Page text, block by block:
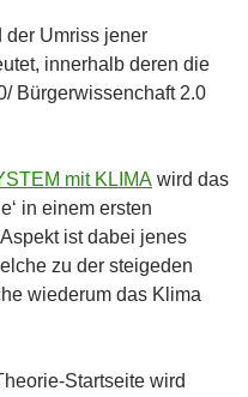
der Umriss jener
innerhalb deren die
Bürgerwissenchaft 2.0
mit KLIMA wird das
in einem ersten
ist dabei jenes
zu der steigeden
wiederum das Klima
Startseite wird